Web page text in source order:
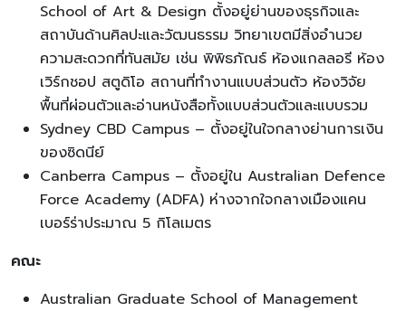
School of Art & Design ตั้งอยู่ย่านของธุรกิจและ
สถาบันด้านศิลปะและวัฒนธรรม วิทยาเขตมีสิ่งอำนวย
ความสะดวกที่ทันสมัย เช่น พิพิธภัณธ์ ห้องแกลลอรี ห้อง
เวิร์กชอป สตูดิโอ สถานที่ทำงานแบบส่วนตัว ห้องวิจัย
พื้นที่ผ่อนตัวและอ่านหนังสือทั้งแบบส่วนตัวและแบบรวม
Sydney CBD Campus – ตั้งอยู่ในใจกลางย่านการเงิน
ของซิดนีย์
Canberra Campus – ตั้งอยู่ใน Australian Defence
Force Academy (ADFA) ห่างจากใจกลางเมืองแคน
เบอร์ร่าประมาณ 5 กิโลเมตร
คณะ
Australian Graduate School of Management